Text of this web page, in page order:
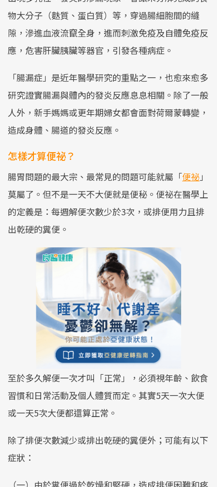
物大分子（麩質、蛋白質）等，穿過腸細胞間的縫
隙，滲進血液流竄全身，進而刺激免疫及自體免疫反
應，危害肝臟胰臟等器官，引發各種病症。
「腸漏症」是近年醫學研究的重點之一，也愈來愈多
研究證實腸漏與體內的發炎反應息息相關。除了一般
人外，新手媽媽或更年期婦女都會面對荷爾蒙轉變，
造成身體、腸道的發炎反應。
怎樣才算便祕？
腸胃問題的最大宗、最常見的問題可能就屬「便祕」
莫屬了。但不是一天不大便就是便秘。便祕在醫學上
的定義是：每週解便次數少於3次，或排便用力且排
出乾硬的糞便。
至於多久解便一次才叫「正常」，必須視年齡、飲食
習慣和日常活動及個人體質而定。其實5天一次大便
或一天5次大便都還算正常。
除了排便次數減少或排出乾硬的糞便外；可能有以下
症狀：